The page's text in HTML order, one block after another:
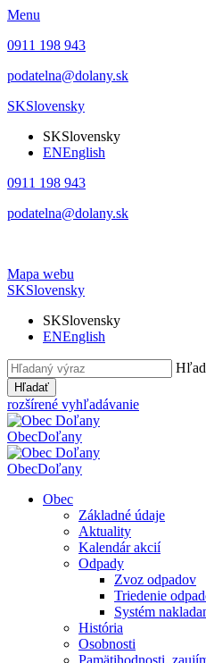
Menu
0911 198 943
podatelna@dolany.sk
SKSlovensky
SKSlovensky
ENEnglish
0911 198 943
podatelna@dolany.sk
Mapa webu
SKSlovensky
SKSlovensky
ENEnglish
Hľadať
rozšírené vyhľadávanie
ObecDoľany
ObecDoľany
Obec
Základné údaje
Aktuality
Kalendár akcií
Odpady
Zvoz odpadov
Triedenie
Systém
História
Osobnosti
Pamätihodnosti,